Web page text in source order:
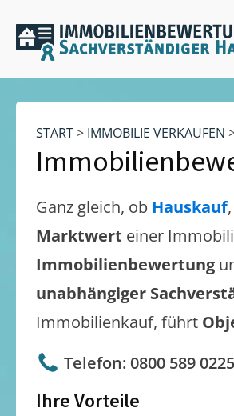
START> IMMOBILIE VERKAUFEN
Ganz gleich, ob Hauskauf,
Marktwert einer
Immobilienbewertung
unabhängiger
Immobilienkauf, führt
Telefon: 0800 589 0225
Ihre Vorteile